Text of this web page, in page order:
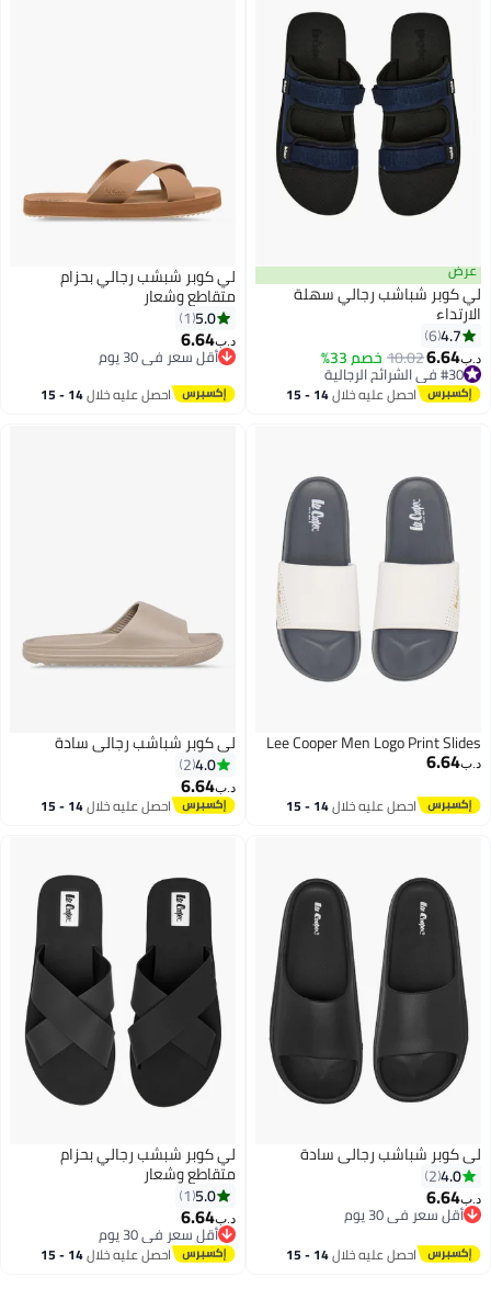
عرض
لي كوبر شباشب رجالي سهلة
الارتداء
4.7
6
د.ب‏6.64
10.02خصم 33%
#30 في الشرائح الرجالية
أقل سعر في السنة
#30 في الشرائح الرجالية
احصل عليه خلال 14 - 15
لي كوبر شبشب رجالي بحزام
متقاطع وشعار
5.0
1
د.ب‏6.64
أقل سعر في 30 يوم
احصل عليه خلال 14 - 15
2
Lee Cooper Men Logo Print Slides
د.ب‏6.64
احصل عليه خلال 14 - 15
لي كوبر شباشب رجالي سادة
4.0
2
د.ب‏6.64
احصل عليه خلال 14 - 15
لي كوبر شباشب رجالي سادة
4.0
2
د.ب‏6.64
أقل سعر في 30 يوم
أقل سعر في 30 يوم
احصل عليه خلال 14 - 15
لي كوبر شبشب رجالي بحزام
متقاطع وشعار
5.0
1
د.ب‏6.64
أقل سعر في 30 يوم
أقل سعر في 30 يوماحصل عليه خلال 14 - 15